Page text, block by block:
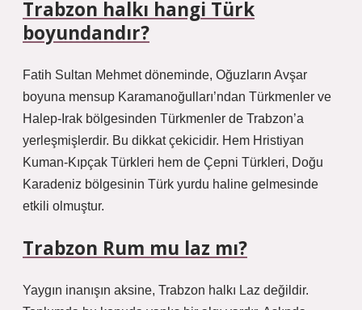
Trabzon halkı hangi Türk
boyundandır?
Fatih Sultan Mehmet döneminde, Oğuzların Avşar
boyuna mensup Karamanoğulları’ndan Türkmenler ve
Halep-Irak bölgesinden Türkmenler de Trabzon’a
yerleşmişlerdir. Bu dikkat çekicidir. Hem Hristiyan
Kuman-Kıpçak Türkleri hem de Çepni Türkleri, Doğu
Karadeniz bölgesinin Türk yurdu haline gelmesinde
etkili olmuştur.
Trabzon Rum mu laz mı?
Yaygın inanışın aksine, Trabzon halkı Laz değildir.